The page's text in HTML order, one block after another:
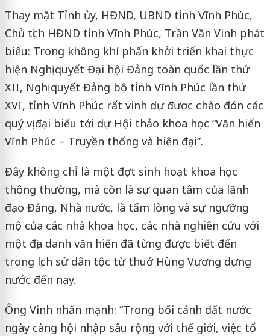
Thay mặt Tỉnh ủy, HĐND, UBND tỉnh Vĩnh Phúc,
Chủ tịch HĐND tỉnh Vĩnh Phúc, Trần Văn Vinh phát
biểu: Trong không khí phấn khởi triển khai thực
hiện Nghị quyết Đại hội Đảng toàn quốc lần thứ
XII, Nghị quyết Đảng bộ tỉnh Vĩnh Phúc lần thứ
XVI, tỉnh Vĩnh Phúc rất vinh dự được chào đón các
quý vị đại biểu tới dự Hội thảo khoa học “Văn hiến
Vĩnh Phúc – Truyền thống và hiện đại”.
Đây không chỉ là một đợt sinh hoạt khoa học
thông thường, mà còn là sự quan tâm của lãnh
đạo Đảng, Nhà nước, là tấm lòng và sự ngưỡng
mộ của các nhà khoa học, các nhà nghiên cứu với
một địa danh văn hiến đã từng được biết đến
trong lịch sử dân tộc từ thuở Hùng Vương dựng
nước đến nay.
Ông Vinh nhấn mạnh: “Trong bối cảnh đất nước
ngày càng hội nhập sâu rộng với thế giới, việc tổ